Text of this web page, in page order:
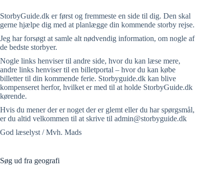
StorbyGuide.dk er først og fremmeste en side til dig. Den skal
gerne hjælpe dig med at planlægge din kommende storby rejse.
Jeg har forsøgt at samle alt nødvendig information, om nogle af
de bedste storbyer.
Nogle links henviser til andre side, hvor du kan læse mere,
andre links henviser til en billetportal – hvor du kan købe
billetter til din kommende ferie. Storbyguide.dk kan blive
kompenseret herfor, hvilket er med til at holde StorbyGuide.dk
kørende.
Hvis du mener der er noget der er glemt eller du har spørgsmål,
er du altid velkommen til at skrive til admin@storbyguide.dk
God læselyst / Mvh. Mads
Søg ud fra geografi